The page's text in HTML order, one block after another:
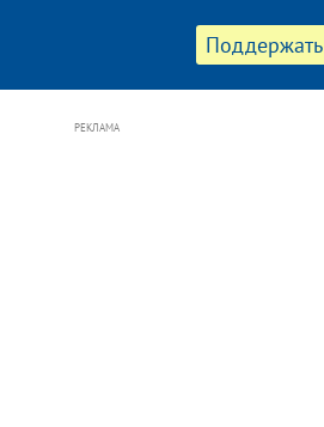
Поддержать
РЕКЛАМА